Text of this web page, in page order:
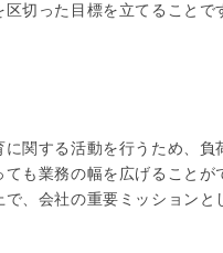
切った目標を立てることで
関する活動を行うため、負
も業務の幅を広げることが
、会社の重要ミッションと